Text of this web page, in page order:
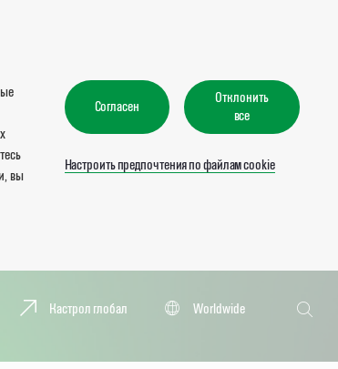
вы
Согласен
Отклонить
все
Настроить предпочтения по файлам cookie
Кастрол глобал
Worldwide
Поиск